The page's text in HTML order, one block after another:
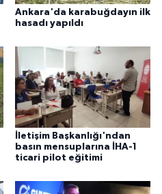
Ankara'da karabuğdayın ilk
hasadı yapıldı
İletişim Başkanlığı'ndan
basın mensuplarına İHA-1
ticari pilot eğitimi